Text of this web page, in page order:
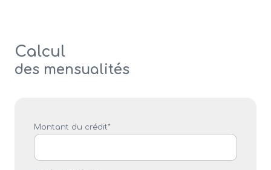
Calcul
des mensualités
Montant du crédit*